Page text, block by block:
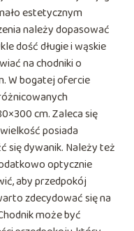
estetycznym
należy dopasować
dość długie i wąskie
na chodniki o
W bogatej ofercie
cm. Zaleca się
posiada
się dywanik. Należy też
optycznie
aby przedpokój
zdecydować się na
może być